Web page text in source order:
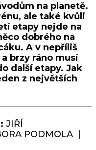
na planetě.
ale také kvůli
etapy nejde na
dobrého na
A v nepříliš
brzy ráno musí
další etapy. Jak
z největších
JIŘÍ
PODMOLA |